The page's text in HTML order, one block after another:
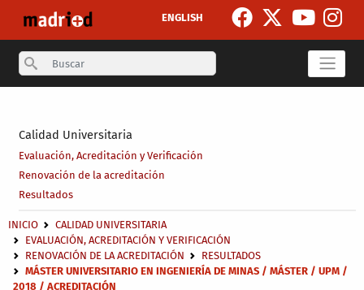
ENGLISH
Search
Calidad Universitaria
Evaluación, Acreditación y Verificación
Renovación de la acreditación
Resultados
Sobrescribir enlaces de ayuda a la navegación
INICIO
CALIDAD UNIVERSITARIA
EVALUACIÓN, ACREDITACIÓN Y VERIFICACIÓN
RENOVACIÓN DE LA ACREDITACIÓN
RESULTADOS
MÁSTER UNIVERSITARIO EN INGENIERÍA DE MINAS / MÁSTER / UPM /
2018 / ACREDITACIÓN